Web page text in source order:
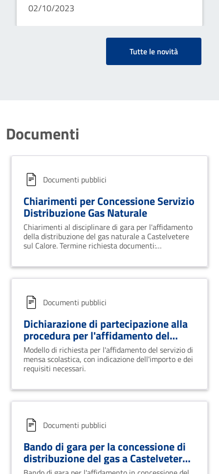
02/10/2023
Tutte le novità
Documenti
Documenti pubblici
Chiarimenti per Concessione Servizio
Distribuzione Gas Naturale
Chiarimenti al disciplinare di gara per l'affidamento
della distribuzione del gas naturale a Castelvetere
sul Calore. Termine richiesta documenti:
27/07/2016.
Documenti pubblici
Dichiarazione di partecipazione alla
procedura per l'affidamento del
servizio di mensa scolastica.
Modello di richiesta per l'affidamento del servizio di
mensa scolastica, con indicazione dell'importo e dei
requisiti necessari.
Documenti pubblici
Bando di gara per la concessione di
distribuzione del gas a Castelvetere
sul Calore